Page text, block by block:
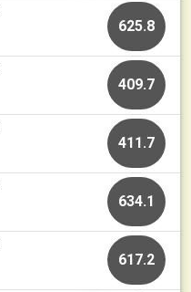
625.8
409.7
411.7
634.1
617.2